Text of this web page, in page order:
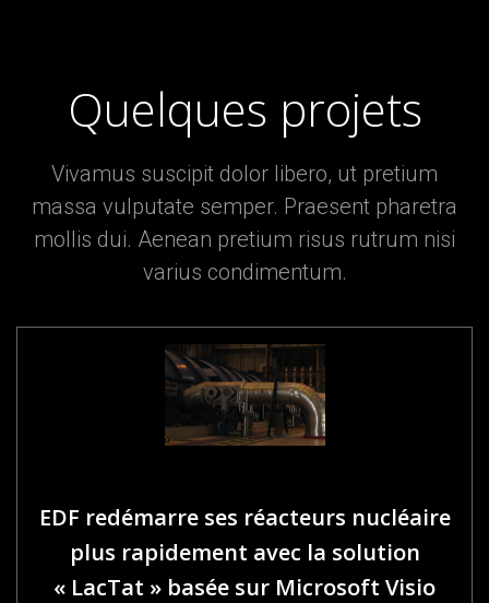
Quelques projets
Vivamus suscipit dolor libero, ut pretium
massa vulputate semper. Praesent pharetra
mollis dui. Aenean pretium risus rutrum nisi
varius condimentum.
EDF redémarre ses réacteurs nucléaire
plus rapidement avec la solution
« LacTat » basée sur Microsoft Visio